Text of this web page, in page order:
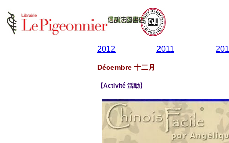
2012 2011
Décembre 十二月
【Activité 活動】